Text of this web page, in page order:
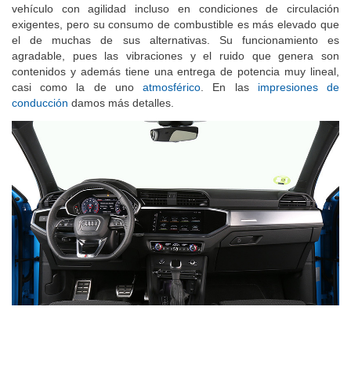
vehículo con agilidad incluso en condiciones de circulación
exigentes, pero su consumo de combustible es más elevado que
el de muchas de sus alternativas. Su funcionamiento es
agradable, pues las vibraciones y el ruido que genera son
contenidos y además tiene una entrega de potencia muy lineal,
casi como la de unoatmosférico . En las impresiones de
conducción damos más detalles.